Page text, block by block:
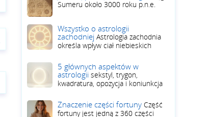
Sumeru około 3000 roku p.n.e.
Wszystko o astrologii
zachodniej Astrologia zachodnia
określa wpływ ciał niebieskich
5 głównych aspektów w
astrologii sekstyl, trygon,
kwadratura, opozycja i koniunkcja
Znaczenie części fortuny Część
fortuny jest jedną z 360 części